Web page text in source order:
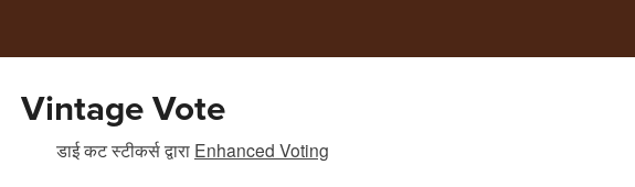
Vintage Vote
डाई कट स्टीकर्सद्वारा Enhanced Voting